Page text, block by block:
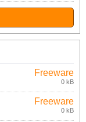
Freeware
0 kB
Freeware
0 kB